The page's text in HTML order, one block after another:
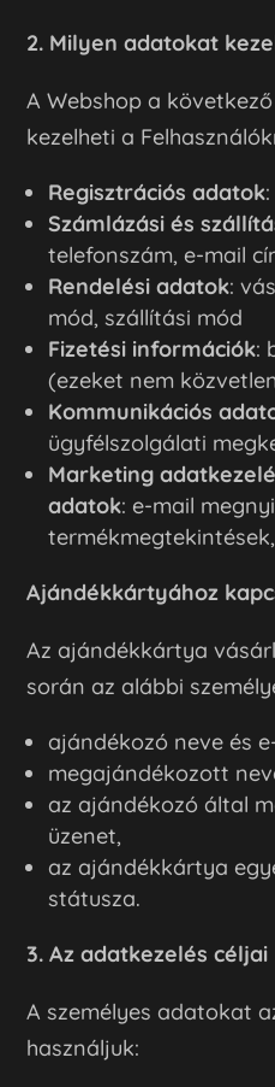
2. Milyen adatokat
A Webshop a
kezelheti a
Regisztrációs adatok
Számlázási és
telefonszám, e-mail
Rendelési adatok:
mód, szállítási mód
Fizetési információk:
(ezeket nem
Kommunikációs
ügyfélszolgálati
Marketing
adatok: e-mail
Ajándékkártyához
Az ajándékkártya
során az alábbi
ajándékozó neve és
megajándékozott
az ajándékozó által
üzenet,
az ajándékkártya
státusza.
3. Az adatkezelés céljai
A személyes adatokat
használjuk: